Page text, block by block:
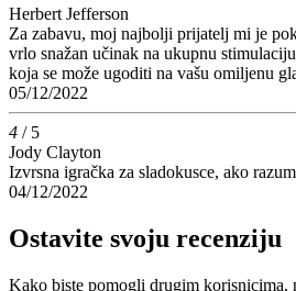
Herbert Jefferson
Za zabavu, moj najbolji prijatelj mi je
vrlo snažan učinak na ukupnu
koja se može ugoditi na vašu omiljenu
05/12/2022
4 / 5
Jody Clayton
Izvrsna igračka za sladokusce, ako
04/12/2022
Ostavite svoju recenziju
Kako biste pomogli drugim korisnicima,